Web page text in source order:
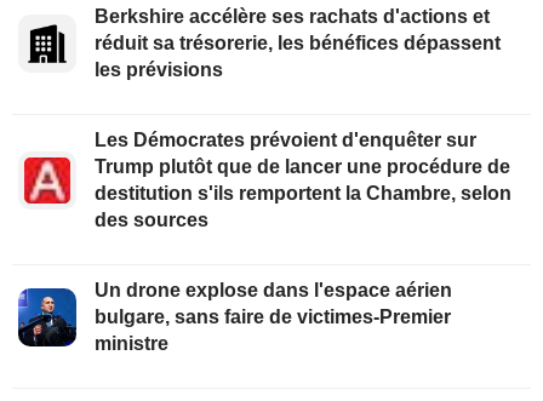
Berkshire accélère ses rachats d'actions et
réduit sa trésorerie, les bénéfices dépassent
les prévisions
Les Démocrates prévoient d'enquêter sur
Trump plutôt que de lancer une procédure de
destitution s'ils remportent la Chambre, selon
des sources
Un drone explose dans l'espace aérien
bulgare, sans faire de victimes-Premier
ministre